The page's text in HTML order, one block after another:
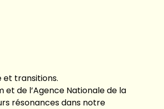
et transitions.
et de l’Agence Nationale de la
résonances dans notre